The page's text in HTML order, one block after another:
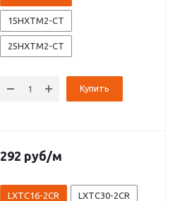
15HXTM2-CT
25HXTM2-CT
Купить
292 руб/м
LXTC16-2CR LXTC30-2CR